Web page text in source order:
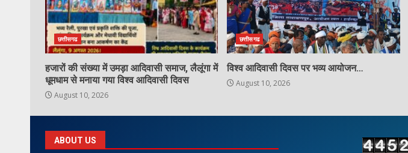
छत्तीसगढ
हजारों की संख्या में उमड़ा आदिवासी समाज, लैलूंगा में
धूमधाम से मनाया गया विश्व आदिवासी दिवस
August 10, 2026
छत्तीसगढ
विश्व आदिवासी दिवस पर भव्य आयोजन…
August 10, 2026
ABOUT US